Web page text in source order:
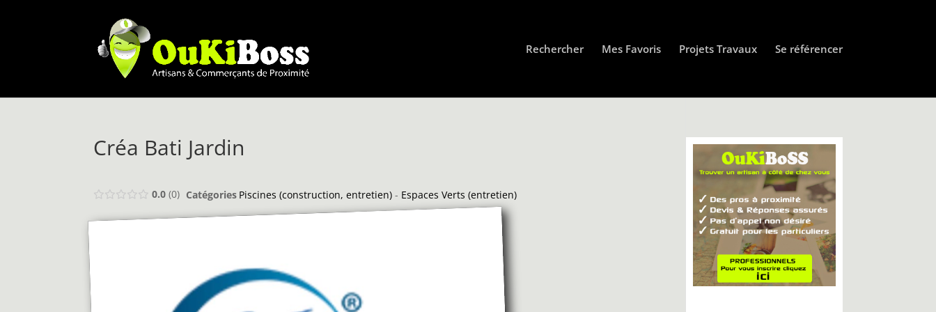
Rechercher Mes Favoris Projets Travaux Se référencer
Créa Bati Jardin
0.0 0 Catégories Piscines (construction, entretien)- Espaces Verts (entretien)